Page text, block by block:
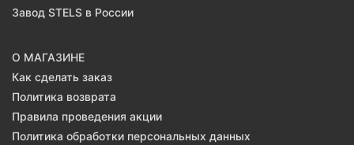
Завод STELS в России
О МАГАЗИНЕ
Как сделать заказ
Политика возврата
Правила проведения акции
Политика обработки персональных данных